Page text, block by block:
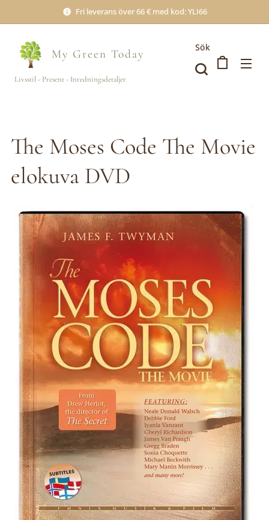
Fri leverans över 66 € med kod: YLI66
My Green Today
Livsstil - Present - Inredningsdetaljer
Sök
The Moses Code The Movie
elokuva DVD